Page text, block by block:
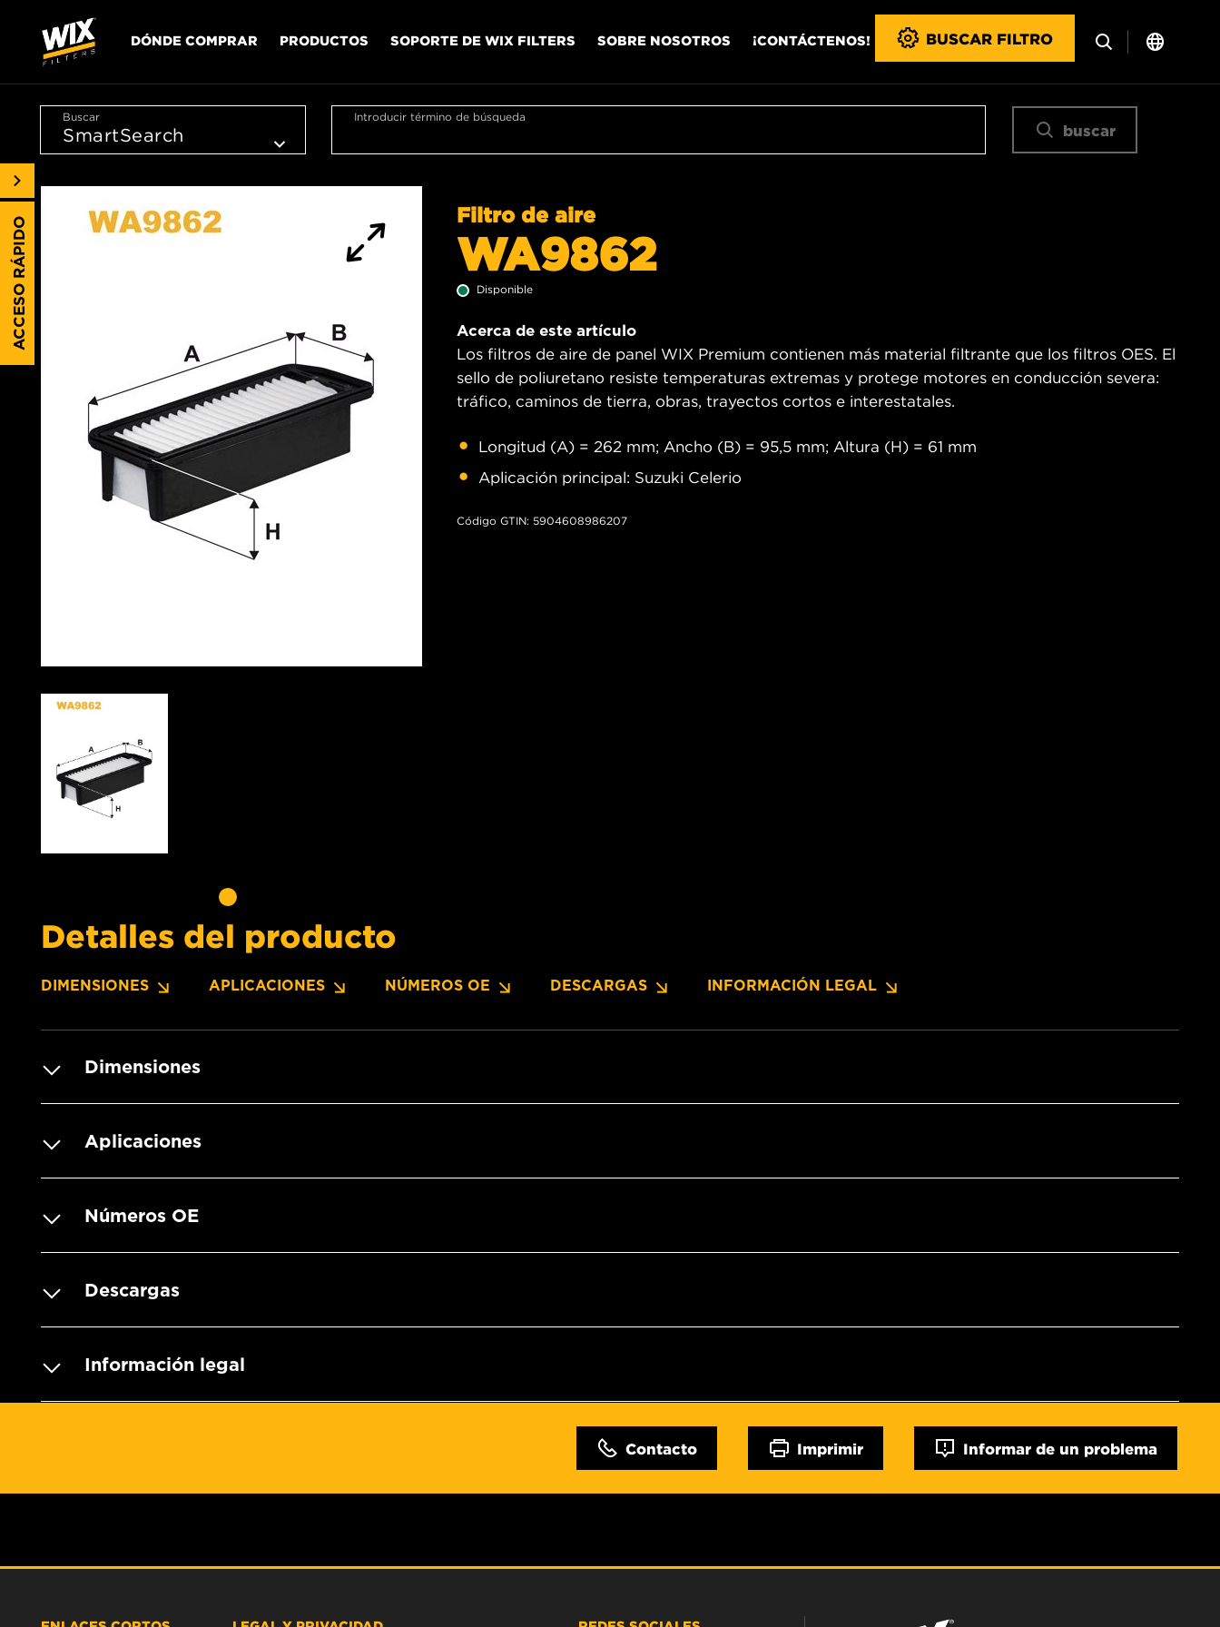
DÓNDE COMPRAR PRODUCTOS SOPORTE DE WIX FILTERS SOBRE NOSOTROS ¡CONTÁCTENOS! BUSCAR FILTRO
Buscar Introducir término de búsqueda
buscar
Filtro de aire
WA9862
Disponible
Acerca de este artículo
Los filtros de aire de panel WIX Premium contienen más material filtrante que los filtros OES. El
sello de poliuretano resiste temperaturas extremas y protege motores en conducción severa:
tráfico, caminos de tierra, obras, trayectos cortos e interestatales.
Longitud (A) = 262 mm; Ancho (B) = 95,5 mm; Altura (H) = 61 mm
Aplicación principal: Suzuki Celerio
Código GTIN: 5904608986207
Detalles del producto
DIMENSIONES APLICACIONES NÚMEROS OE DESCARGAS INFORMACIÓN LEGAL
Dimensiones
Aplicaciones
Números OE
Descargas
Información legal
Contacto Imprimir Informar de un problema
ACCESO RÁPIDO